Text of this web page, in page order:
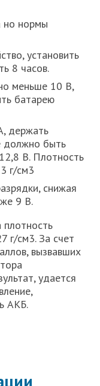
но нормы
установить
8 часов.
меньше 10 В,
батарею
держать
должно быть
В. Плотность
г/см3
снижая
9 В.
г/см3. За счет
вызвавших
удается
АКБ.